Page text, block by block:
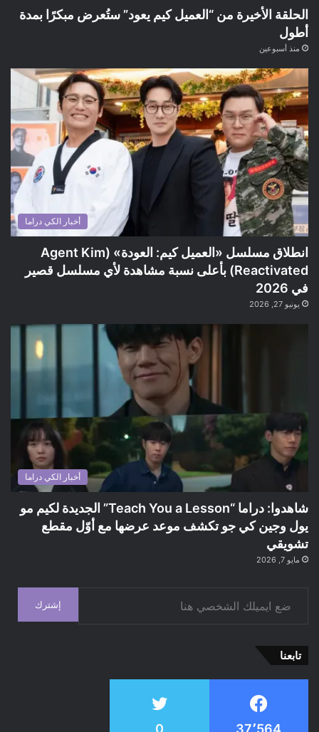
الحلقة الأخيرة من “العميل كيم يعود” ستُعرض مبكرًا بمدة
أطول
منذ أسبوعين
أخبار الكي دراما
انطلاق مسلسل «العميل كيم: العودة» (Agent Kim
Reactivated) بأعلى نسبة مشاهدة لأي مسلسل قصير
في 2026
يونيو 27, 2026
أخبار الكي دراما
شاهدوا: دراما “Teach You a Lesson” الجديدة لكيم مو
يول وجين كي جو تكشف موعد عرضها مع أوّل مقطع
تشويقي
مايو 7, 2026
إشترك
تابعنا
37٬564 0